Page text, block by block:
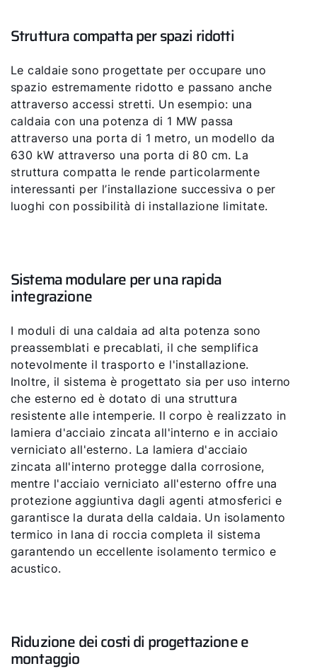
Struttura compatta per spazi ridotti
Le caldaie sono progettate per occupare uno
spazio estremamente ridotto e passano anche
attraverso accessi stretti. Un esempio: una
caldaia con una potenza di 1 MW passa
attraverso una porta di 1 metro, un modello da
630 kW attraverso una porta di 80 cm. La
struttura compatta le rende particolarmente
interessanti per l’installazione successiva o per
luoghi con possibilità di installazione limitate.
Sistema modulare per una rapida
integrazione
I moduli di una caldaia ad alta potenza sono
preassemblati e precablati, il che semplifica
notevolmente il trasporto e l'installazione.
Inoltre, il sistema è progettato sia per uso interno
che esterno ed è dotato di una struttura
resistente alle intemperie. Il corpo è realizzato in
lamiera d'acciaio zincata all'interno e in acciaio
verniciato all'esterno. La lamiera d'acciaio
zincata all'interno protegge dalla corrosione,
mentre l'acciaio verniciato all'esterno offre una
protezione aggiuntiva dagli agenti atmosferici e
garantisce la durata della caldaia. Un isolamento
termico in lana di roccia completa il sistema
garantendo un eccellente isolamento termico e
acustico.
Riduzione dei costi di progettazione e
montaggio